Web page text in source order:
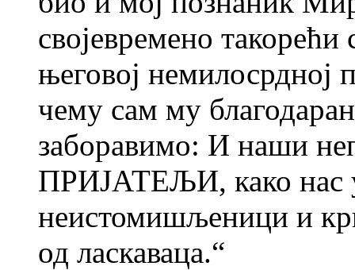
својевремено
његовој немилосрдној
чему сам му
заборавимо: И наши
ПРИЈАТЕЉИ, како нас
неистомишљеници и
од ласкаваца.“